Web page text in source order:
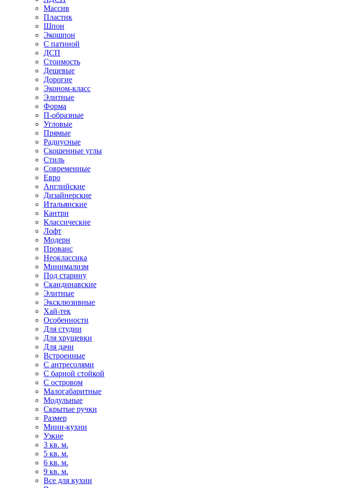
Массив
Пластик
Шпон
Экошпон
С патиной
ДСП
Стоимость
Дешевые
Дорогие
Эконом-класс
Элитные
Форма
П-образные
Угловые
Прямые
Радиусные
Скошенные углы
Стиль
Современные
Евро
Английские
Дизайнерские
Итальянские
Кантри
Классические
Лофт
Модерн
Прованс
Неоклассика
Минимализм
Под старину
Скандинавские
Элитные
Эксклюзивные
Хай-тек
Особенности
Для студии
Для хрущевки
Для дачи
Встроенные
С антресолями
С барной стойкой
С островом
Малогабаритные
Модульные
Скрытые ручки
Размер
Мини-кухни
Узкие
3 кв. м.
5 кв. м.
6 кв. м.
9 кв. м.
Все для кухни